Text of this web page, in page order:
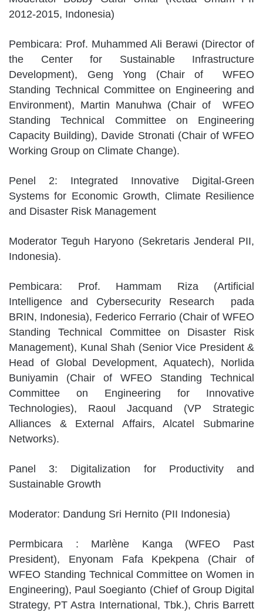
2012-2015, Indonesia)
Pembicara: Prof. Muhammed Ali Berawi (Director of
the Center for Sustainable Infrastructure
Development), Geng Yong (Chair of WFEO
Standing Technical Committee on Engineering and
Environment), Martin Manuhwa (Chair of WFEO
Standing Technical Committee on Engineering
Capacity Building), Davide Stronati (Chair of WFEO
Working Group on Climate Change).
Penel 2: Integrated Innovative Digital-Green
Systems for Economic Growth, Climate Resilience
and Disaster Risk Management
Moderator Teguh Haryono (Sekretaris Jenderal PII,
Indonesia).
Pembicara: Prof. Hammam Riza (Artificial
Intelligence and Cybersecurity Research pada
BRIN, Indonesia), Federico Ferrario (Chair of WFEO
Standing Technical Committee on Disaster Risk
Management), Kunal Shah (Senior Vice President &
Head of Global Development, Aquatech), Norlida
Buniyamin (Chair of WFEO Standing Technical
Committee on Engineering for Innovative
Technologies), Raoul Jacquand (VP Strategic
Alliances & External Affairs, Alcatel Submarine
Networks).
Panel 3: Digitalization for Productivity and
Sustainable Growth
Moderator: Dandung Sri Hernito (PII Indonesia)
Permbicara : Marlène Kanga (WFEO Past
President), Enyonam Fafa Kpekpena (Chair of
WFEO Standing Technical Committee on Women in
Engineering), Paul Soegianto (Chief of Group Digital
Strategy, PT Astra International, Tbk.), Chris Barrett